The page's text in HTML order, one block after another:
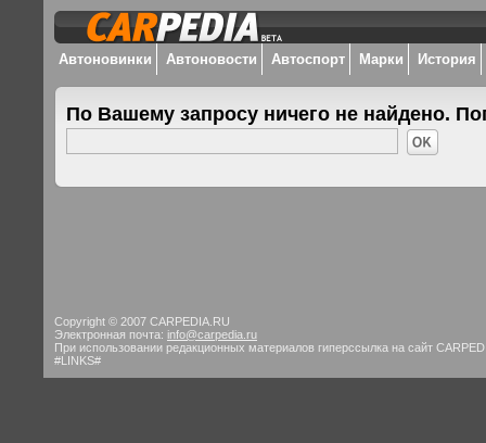
Автоновинки Автоновости Автоспорт Марки История
По Вашему запросу ничего не найдено.
Copyright © 2007 CARPEDIA.RU
Электронная почта: info@carpedia.ru
При использовании редакционных материалов гиперссылка на сайт
#LINKS#